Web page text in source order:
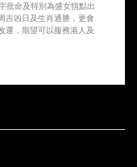
批命及特別為盛女指點出
吉凶日及生肖通勝，更會
運，期望可以服務港人及